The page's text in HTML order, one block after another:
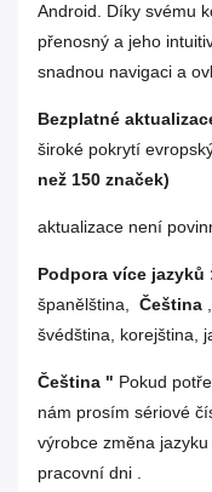
Android. Díky svému
přenosný a jeho
snadnou navigaci a
Bezplatné
široké pokrytí
než 150 značek)
aktualizace není
Podpora více jazyků
španělština, Čeština
švédština, korejština,
Čeština " Pokud
nám prosím sériové
výrobce změna
pracovní dni .